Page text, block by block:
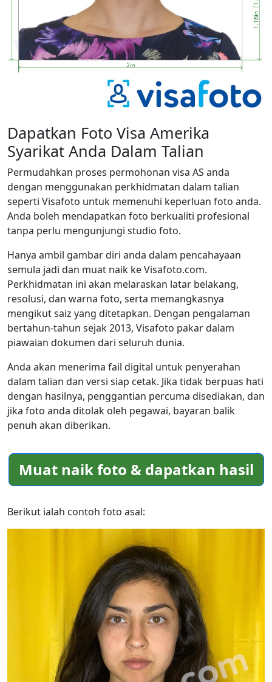
Dapatkan Foto Visa Amerika
Syarikat Anda Dalam Talian
Permudahkan proses permohonan visa AS anda
dengan menggunakan perkhidmatan dalam talian
seperti Visafoto untuk memenuhi keperluan foto anda.
Anda boleh mendapatkan foto berkualiti profesional
tanpa perlu mengunjungi studio foto.
Hanya ambil gambar diri anda dalam pencahayaan
semula jadi dan muat naik ke Visafoto.com.
Perkhidmatan ini akan melaraskan latar belakang,
resolusi, dan warna foto, serta memangkasnya
mengikut saiz yang ditetapkan. Dengan pengalaman
bertahun-tahun sejak 2013, Visafoto pakar dalam
piawaian dokumen dari seluruh dunia.
Anda akan menerima fail digital untuk penyerahan
dalam talian dan versi siap cetak. Jika tidak berpuas hati
dengan hasilnya, penggantian percuma disediakan, dan
jika foto anda ditolak oleh pegawai, bayaran balik
penuh akan diberikan.
Muat naik foto & dapatkan hasil
Berikut ialah contoh foto asal: